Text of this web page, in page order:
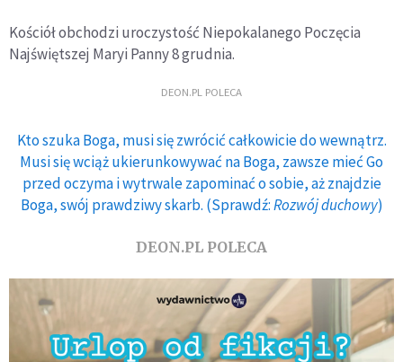
Kościół obchodzi uroczystość Niepokalanego Poczęcia
Najświętszej Maryi Panny 8 grudnia.
DEON.PL POLECA
Kto szuka Boga, musi się zwrócić całkowicie do wewnątrz.
Musi się wciąż ukierunkowywać na Boga, zawsze mieć Go
przed oczyma i wytrwale zapominać o sobie, aż znajdzie
Boga, swój prawdziwy skarb. (Sprawdź:Rozwój duchowy)
DEON.PL POLECA